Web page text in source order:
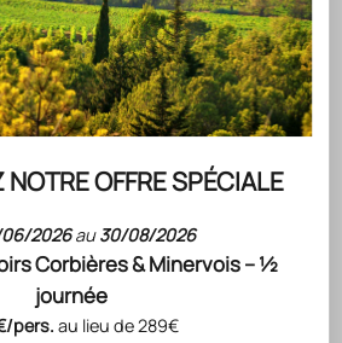
OFFRE SPÉCIALE
2026au30/08/2026
Corbières & Minervois – ½
journée
pers. au lieu de 289€
saveur riche et aromatique, pour
unique.
PROPOSÉS PAR NOTRE CHEF
DU SAVOIR-FAIRE GÉRARD
BERTRAND